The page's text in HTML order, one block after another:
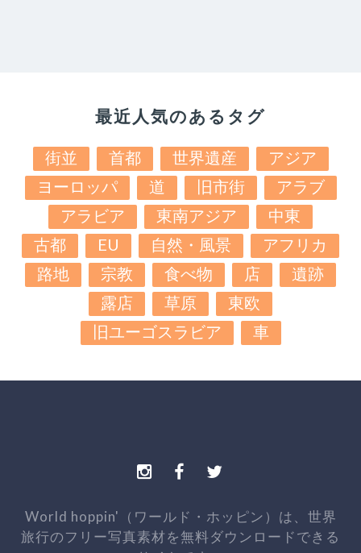
最近人気のあるタグ
街並 首都 世界遺産
アジア
ヨーロッパ
道 旧市街
アラブ
アラビア
東南アジア
中東
古都
EU 自然・風景
アフリカ
路地
宗教 食べ物 店
遺跡
露店
草原
東欧
旧ユーゴスラビア
車
World hoppin'（ワールド・ホッピン）は、世界
旅行のフリー写真素材を無料ダウンロードできる